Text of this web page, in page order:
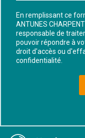
En remplissant ce
ANTUNES
responsable de
pouvoir répondre à
droit d'accès ou
confidentialité.